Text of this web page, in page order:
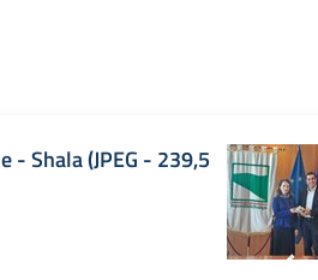
- Shala(JPEG - 239,5